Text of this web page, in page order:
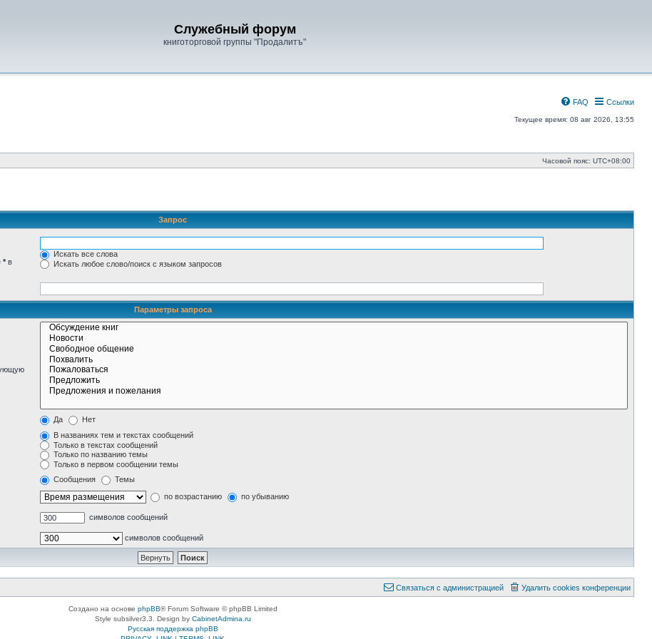
Служебный форум
книготорговой группы "Продалитъ"
Ссылки
FAQ
Текущее время: 08 авг 2026, 13:55
Часовой пояс: UTC+08:00
Запрос
* в
Искать все слова
Искать любое слово/поиск с языком запросов
Параметры запроса
Да Нет
В названиях тем и текстах сообщений
Только в текстах сообщений
Только по названию темы
Только в первом сообщении темы
Сообщения Темы
по возрастанию по убыванию
символов сообщений
символов сообщений
Удалить cookies конференции
Связаться с администрацией
Создано на основе phpBB® Forum Software © phpBB Limited
Style subsilver3.3. Design by CabinetAdmina.ru
Русская поддержка phpBB